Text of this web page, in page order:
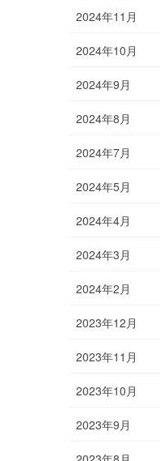
2024年11月
2024年10月
2024年9月
2024年8月
2024年7月
2024年5月
2024年4月
2024年3月
2024年2月
2023年12月
2023年11月
2023年10月
2023年9月